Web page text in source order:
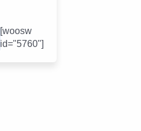
[woosw
id="5760"]